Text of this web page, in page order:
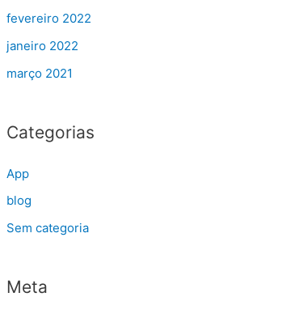
fevereiro 2022
janeiro 2022
março 2021
Categorias
App
blog
Sem categoria
Meta